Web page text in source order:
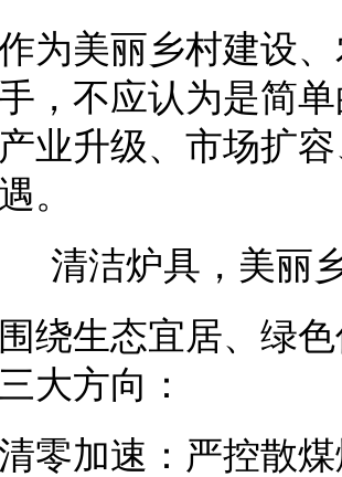
为美丽乡村建设
，不应认为是简
业升级、市场扩
。
清洁炉具，美丽
绕生态宜居、绿
大方向：
零加速：严控散